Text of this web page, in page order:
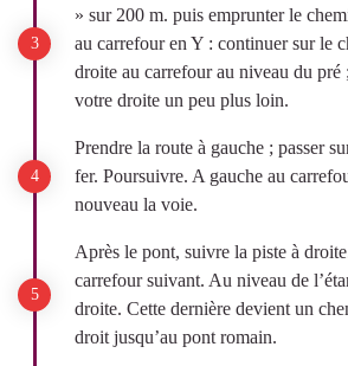
» sur 200 m. puis emprunter le
au carrefour en Y : continuer sur le
droite au carrefour au niveau du pré
votre droite un peu plus loin.
Prendre la route à gauche ; passer
fer. Poursuivre. A gauche au
nouveau la voie.
Après le pont, suivre la piste à
carrefour suivant. Au niveau de
droite. Cette dernière devient un
droit jusqu’au pont romain.